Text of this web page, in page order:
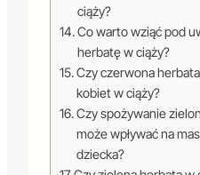
ciąży?
Co warto wziąć pod
herbatę w ciąży?
Czy czerwona
kobiet w ciąży?
Czy spożywanie
może wpływać na
dziecka?